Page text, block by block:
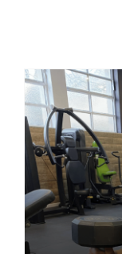
Pré-